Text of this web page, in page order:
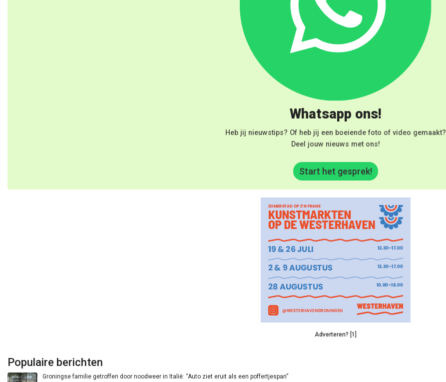
Whatsapp ons!
Heb jij nieuwstips? Of heb jij een boeiende foto of video gemaakt?
Deel jouw nieuws met ons!
Start het gesprek!
Adverteren? [1]
Populaire berichten
Groningse familie getroffen door noodweer in Italië: “Auto ziet eruit als een poffertjespan”